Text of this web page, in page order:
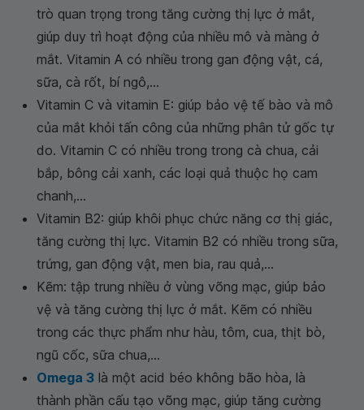
trò quan trọng trong tăng cường thị lực ở mắt,
giúp duy trì hoạt động của nhiều mô và màng ở
mắt. Vitamin A có nhiều trong gan động vật, cá,
sữa, cà rốt, bí ngô,...
Vitamin C và vitamin E: giúp bảo vệ tế bào và mô
của mắt khỏi tấn công của những phân tử gốc tự
do. Vitamin C có nhiều trong trong cà chua, cải
bắp, bông cải xanh, các loại quả thuộc họ cam
chanh,...
Vitamin B2: giúp khôi phục chức năng cơ thị giác,
tăng cường thị lực. Vitamin B2 có nhiều trong sữa,
trứng, gan động vật, men bia, rau quả,...
Kẽm: tập trung nhiều ở vùng võng mạc, giúp bảo
vệ và tăng cường thị lực ở mắt. Kẽm có nhiều
trong các thực phẩm như hàu, tôm, cua, thịt bò,
ngũ cốc, sữa chua,...
Omega 3 là một acid béo không bão hòa, là
thành phần cấu tạo võng mạc, giúp tăng cường